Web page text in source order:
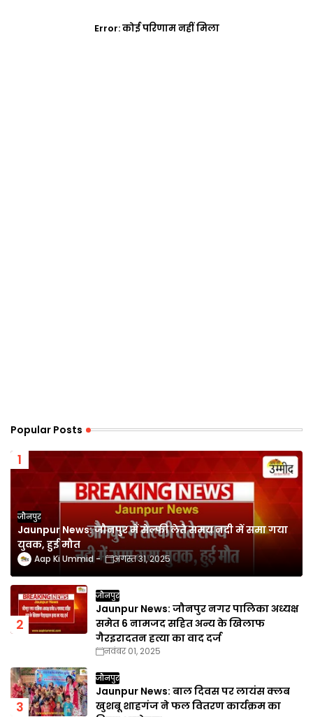
Error:कोई परिणाम नहीं मिला
Popular Posts
जौनपुर
Jaunpur News: जौनपुर में सेल्फी लेते समय नदी में समा गया
युवक, हुई मौत
Aap Ki Ummid अगस्त 31, 2025
जौनपुर
Jaunpur News: जौनपुर नगर पालिका अध्यक्ष
समेत 6 नामजद सहित अन्य के खिलाफ
गैरइरादतन हत्या का वाद दर्ज
नवंबर 01, 2025
जौनपुर
Jaunpur News: बाल दिवस पर लायंस क्लब
खुशबू शाहगंज ने फल वितरण कार्यक्रम का